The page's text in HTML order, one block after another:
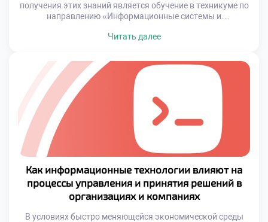
получения этих знаний является обучение в техникуме по
направлению «Информационные системы и
предлагают сбалансированную программу, которая
навыками. Важно, что уже на ранних этапах обучения
студенты получают возможность применять свои знания
в реальных задачах, что делает их
конкурентоспособными на рынке […]
Читать далее
Как информационные технологии влияют на
процессы управления и принятия решений в
организациях и компаниях
В условиях быстро меняющейся экономической среды